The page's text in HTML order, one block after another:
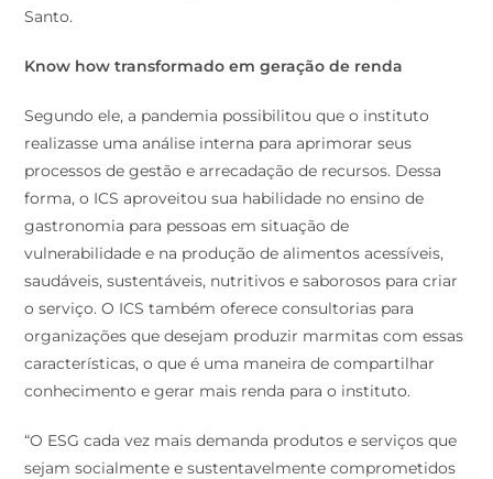
Santo.
Know how transformado em geração de renda
Segundo ele, a pandemia possibilitou que o instituto
realizasse uma análise interna para aprimorar seus
processos de gestão e arrecadação de recursos. Dessa
forma, o ICS aproveitou sua habilidade no ensino de
gastronomia para pessoas em situação de
vulnerabilidade e na produção de alimentos acessíveis,
saudáveis, sustentáveis, nutritivos e saborosos para criar
o serviço. O ICS também oferece consultorias para
organizações que desejam produzir marmitas com essas
características, o que é uma maneira de compartilhar
conhecimento e gerar mais renda para o instituto.
“O ESG cada vez mais demanda produtos e serviços que
sejam socialmente e sustentavelmente comprometidos